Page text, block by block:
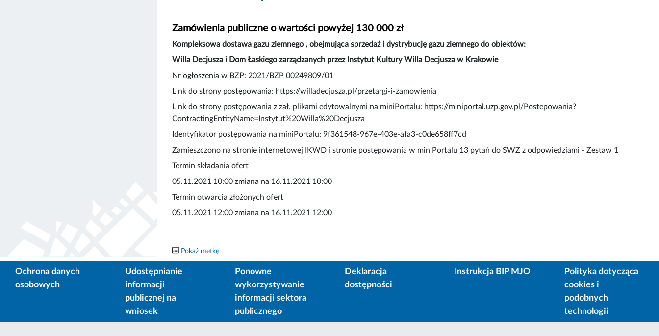
Zamówienia publiczne o wartości powyżej 130 000 zł
Kompleksowa dostawa gazu ziemnego , obejmująca sprzedaż i dystrybucję gazu ziemnego do obiektów:
Willa Decjusza i Dom Łaskiego zarządzanych przez Instytut Kultury Willa Decjusza w Krakowie
Nr ogłoszenia w BZP: 2021/BZP 00249809/01
Link do strony postępowania: https://willadecjusza.pl/przetargi-i-zamowienia
Link do strony postępowania z zał. plikami edytowalnymi na miniPortalu: https://miniportal.uzp.gov.pl/Postepowania?
ContractingEntityName=Instytut%20Willa%20Decjusza
Identyfikator postępowania na miniPortalu: 9f361548-967e-403e-afa3-c0de658ff7cd
Zamieszczono na stronie internetowej IKWD i stronie postępowania w miniPortalu 13 pytań do SWZ z odpowiedziami - Zestaw 1
Termin składania ofert
05.11.2021 10:00 zmiana na 16.11.2021 10:00
Termin otwarcia złożonych ofert
05.11.2021 12:00 zmiana na 16.11.2021 12:00
Pokaż metkę
Ochrona danych
osobowych
Udostępnianie
informacji
publicznej na
wniosek
Ponowne
wykorzystywanie
informacji sektora
publicznego
Deklaracja
dostępności
Instrukcja BIP MJO
Polityka dotycząca
cookies i
podobnych
technologii